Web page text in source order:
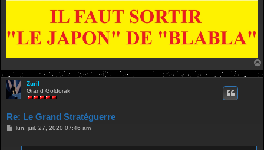
Zuril
Grand Goldorak
Re: Le Grand Stratéguerre
Mlun. juil. 27, 2020 07:46 am